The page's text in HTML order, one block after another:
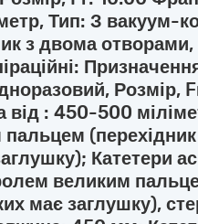
Тип: З вакуум-
з двома отворами,
Розмір,
: 450-500
Катетери
великим
має заглушку),